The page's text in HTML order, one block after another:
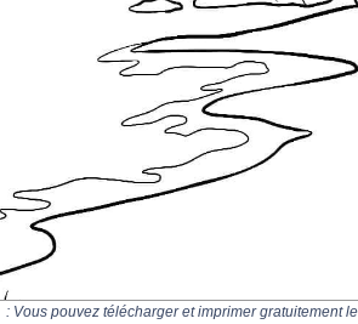
: Vous pouvez télécharger et imprimer gratuitement le